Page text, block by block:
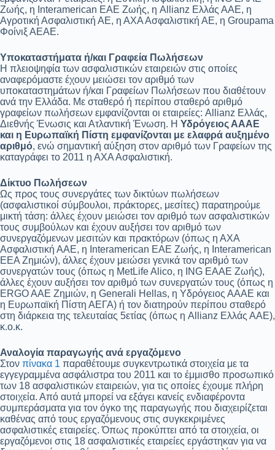
Ζωής, η Interamerican EAE Ζωής, η Allianz Ελλάς ΑΑΕ, η
Αγροτική Ασφαλιστική ΑΕ, η ΑΧΑ Ασφαλιστική ΑΕ, η Groupama
Φοίνιξ ΑΕΑΕ.
Υποκαταστήματα ή/και Γραφεία Πωλήσεων
Η πλειοψηφία των ασφαλιστικών εταιρειών στις οποίες
αναφερόμαστε έχουν μειώσει τον αριθμό των
υποκαταστημάτων ή/και Γραφείων Πωλήσεων που διαθέτουν
ανά την Ελλάδα. Με σταθερό ή περίπου σταθερό αριθμό
γραφείων πωλήσεων εμφανίζονται οι εταιρείες: Allianz Ελλάς,
Διεθνής Ένωσις και Ατλαντική Ένωση. Η Υδρόγειος ΑΑΑΕ
και η Ευρωπαϊκή Πίστη εμφανίζονται με ελαφρά αυξημένο
αριθμό, ενώ σημαντική αύξηση στον αριθμό των Γραφείων της
καταγράφει το 2011 η ΑΧΑ Ασφαλιστική.
Δίκτυο Πωλήσεων
Ως προς τους συνεργάτες των δικτύων πωλήσεων
(ασφαλιστικοί σύμβουλοι, πράκτορες, μεσίτες) παρατηρούμε
μικτή τάση: άλλες έχουν μειώσει τον αριθμό των ασφαλιστικών
τους συμβούλων και έχουν αυξήσει τον αριθμό των
συνεργαζόμενων μεσιτών και πρακτόρων (όπως η ΑΧΑ
Ασφαλιστική ΑΑΕ, η Interamerican EAE Ζωής, η Interamerican
EΕΑ Ζημιών), άλλες έχουν μειώσει γενικά τον αριθμό των
συνεργατών τους (όπως η MetLife Alico, η ING EAAE Ζωής),
άλλες έχουν αυξήσει τον αριθμό των συνεργατών τους (όπως η
ERGO AAE Ζημιών, η Generali Hellas, η Υδρόγειος ΑΑΑΕ και
η Ευρωπαϊκή Πίστη ΑΕΓΑ) ή τον διατηρούν περίπου σταθερό
στη διάρκεια της τελευταίας 5ετίας (όπως η Allianz Ελλάς ΑΑΕ),
κ.ο.κ.
Αναλογία παραγωγής ανά εργαζόμενο
Στον πίνακα 1 παραθέτουμε συγκεντρωτικά στοιχεία με τα
εγγεγραμμένα ασφάλιστρα του 2011 και το έμμισθο προσωπικό
των 18 ασφαλιστικών εταιρειών, για τις οποίες έχουμε πλήρη
στοιχεία. Από αυτά μπορεί να εξάγει κανείς ενδιαφέροντα
συμπεράσματα για τον όγκο της παραγωγής που διαχειρίζεται
καθένας από τους εργαζόμενους στις συγκεκριμένες
ασφαλιστικές εταιρείες. Όπως προκύπτει από τα στοιχεία, οι
εργαζόμενοι στις 18 ασφαλιστικές εταιρείες εργάστηκαν για να